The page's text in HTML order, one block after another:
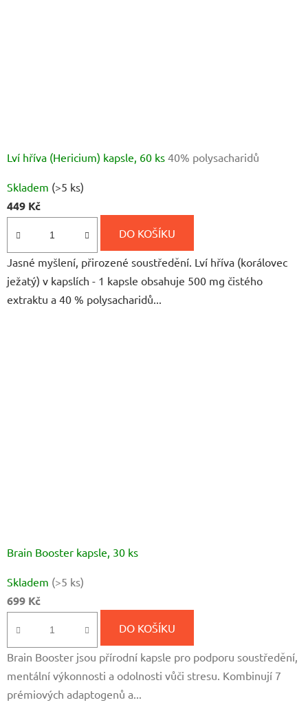
Lví hříva (Hericium) kapsle, 60 ks 40% polysacharidů
hodnocení
produktu
5,0
z
5
hvězdiček.
Skladem (>5 ks)
449 Kč
DO KOŠÍKU
Jasné myšlení, přirozené soustředění. Lví hříva (korálovec
ježatý) v kapslích - 1 kapsle obsahuje 500 mg čistého
extraktu a 40 % polysacharidů...
Brain Booster kapsle, 30 ks
hodnocení
produktu
5,0
z
5
hvězdiček.
Skladem (>5 ks)
699 Kč
DO KOŠÍKU
Brain Booster jsou přírodní kapsle pro podporu soustředění,
mentální výkonnosti a odolnosti vůči stresu. Kombinují 7
prémiových adaptogenů a...